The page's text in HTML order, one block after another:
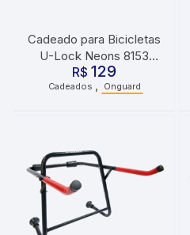
Cadeado para Bicicletas
U-Lock Neons 8153
Onguard Azul
R$ 129
Cadeados , Onguard